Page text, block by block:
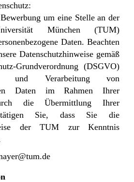
um eine Stelle an der
München (TUM)
Daten. Beachten
Datenschutzhinweise gemäß
Grundverordnung (DSGVO)
und Verarbeitung von
Daten im Rahmen Ihrer
die Übermittlung Ihrer
Sie, dass Sie die
der TUM zur Kenntnis